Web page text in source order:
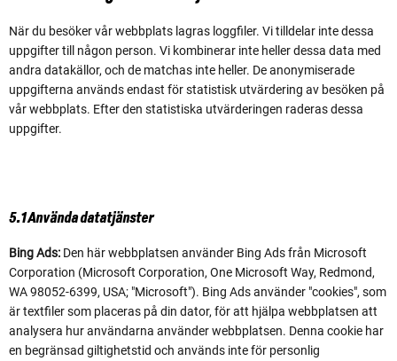
När du besöker vår webbplats lagras loggfiler. Vi tilldelar inte dessa
uppgifter till någon person. Vi kombinerar inte heller dessa data med
andra datakällor, och de matchas inte heller. De anonymiserade
uppgifterna används endast för statistisk utvärdering av besöken på
vår webbplats. Efter den statistiska utvärderingen raderas dessa
uppgifter.
5.1 Använda datatjänster
Bing Ads: Den här webbplatsen använder Bing Ads från Microsoft
Corporation (Microsoft Corporation, One Microsoft Way, Redmond,
WA 98052-6399, USA; "Microsoft"). Bing Ads använder "cookies", som
är textfiler som placeras på din dator, för att hjälpa webbplatsen att
analysera hur användarna använder webbplatsen. Denna cookie har
en begränsad giltighetstid och används inte för personlig